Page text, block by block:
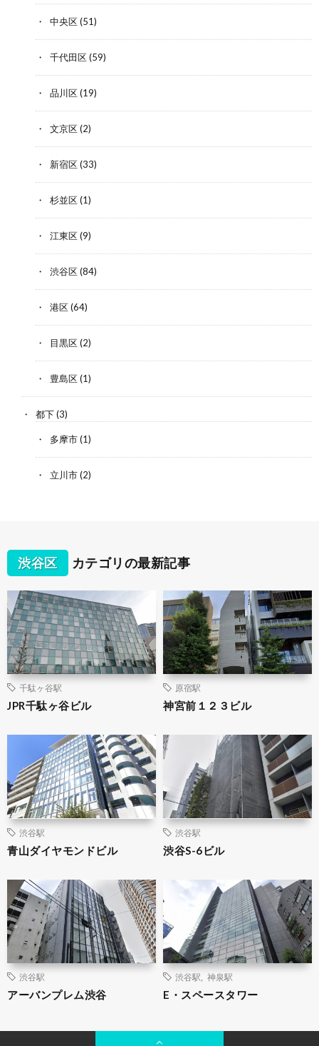
中央区(51)
千代田区(59)
品川区(19)
文京区(2)
新宿区(33)
杉並区(1)
江東区(9)
渋谷区(84)
港区(64)
目黒区(2)
豊島区(1)
都下(3)
多摩市(1)
立川市(2)
渋谷区 カテゴリの最新記事
千駄ヶ谷駅
JPR千駄ヶ谷ビル
原宿駅
神宮前１２３ビル
渋谷駅
青山ダイヤモンドビル
渋谷駅
渋谷S-6ビル
渋谷駅
アーバンプレム渋谷
渋谷駅 神泉駅
E・スペースタワー